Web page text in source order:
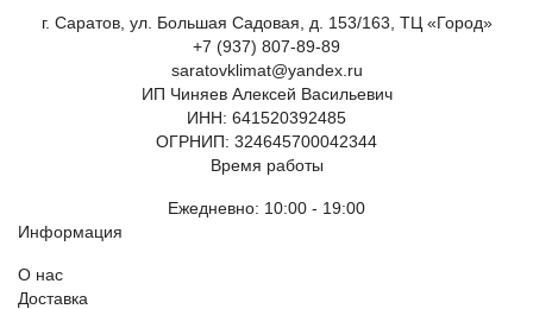
г. Саратов, ул. Большая Садовая, д. 153/163, ТЦ «Город»
+7 (937) 807-89-89
saratovklimat@yandex.ru
ИП Чиняев Алексей Васильевич
ИНН: 641520392485
ОГРНИП: 324645700042344
Время работы
Ежедневно: 10:00 - 19:00
Информация
О нас
Доставка